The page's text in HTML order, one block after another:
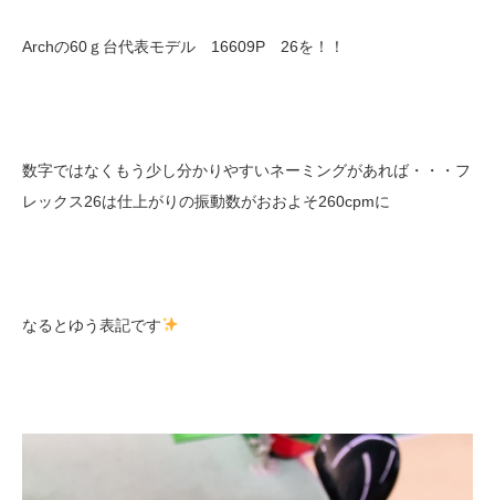
Archの60ｇ台代表モデル 16609P 26を！！
数字ではなくもう少し分かりやすいネーミングがあれば・・・フ
レックス26は仕上がりの振動数がおおよそ260cpmに
なるとゆう表記です